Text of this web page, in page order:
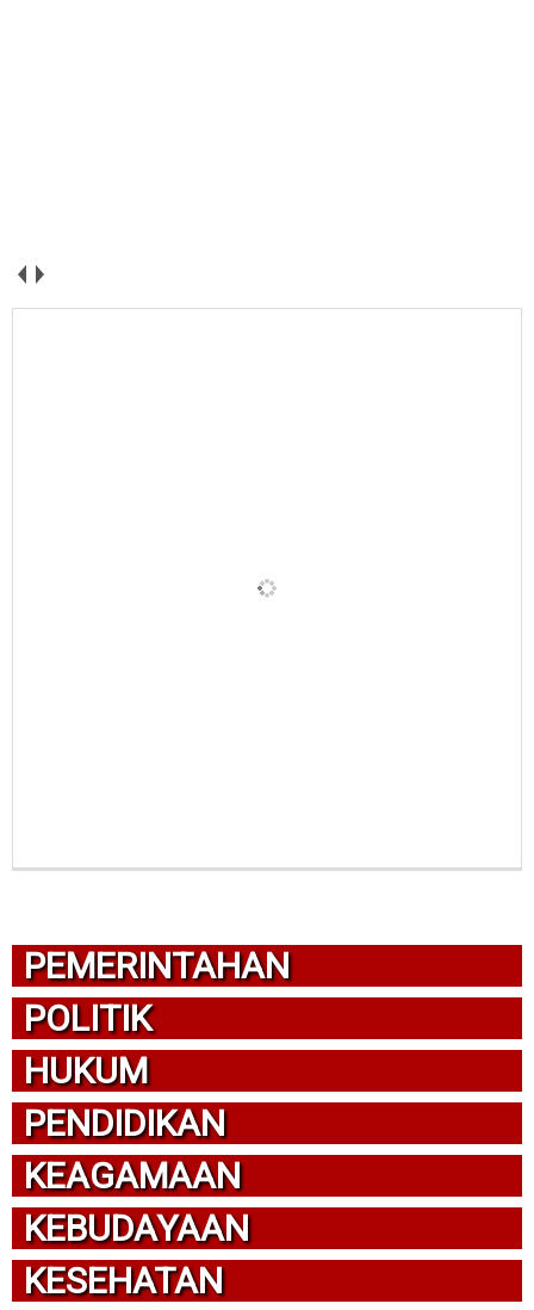
PEMERINTAHAN
POLITIK
HUKUM
PENDIDIKAN
KEAGAMAAN
KEBUDAYAAN
KESEHATAN